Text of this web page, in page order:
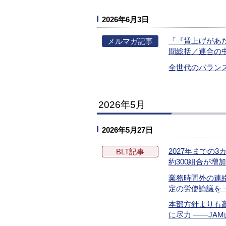
2026年6月3日
メルマガ記事
「『賃上げが
間総括／連合の
全世代のバラン
2026年5月
2026年5月27日
BLT記事
2027年までの3
約300組合が増
業務時間外の連
定の労使論議
本部方針よりも
に尽力 ――JAM